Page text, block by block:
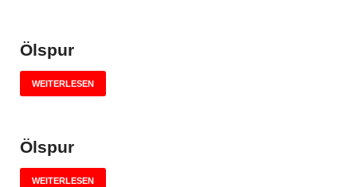
Ölspur
WEITERLESEN
Ölspur
WEITERLESEN